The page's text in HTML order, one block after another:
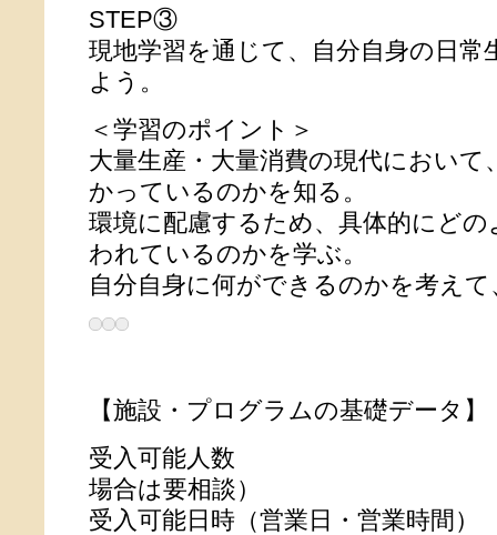
STEP③
現地学習を通じて、自分自身の日
よう。
＜学習のポイント＞
大量生産・大量消費の現代におい
かっているのかを知る。
環境に配慮するため、具体的にど
われているのかを学ぶ。
自分自身に何ができるのかを考え
【施設・プログラムの基礎データ】
受入可能人数 20～80
場合は要相談）
受入可能日時（営業日・営業時間